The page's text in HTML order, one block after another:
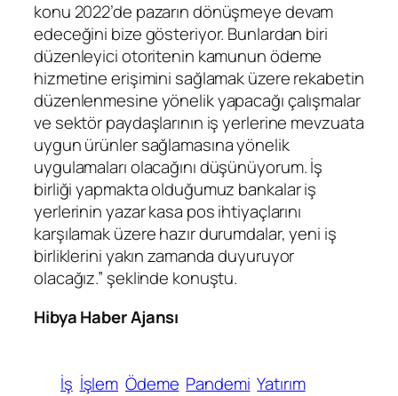
konu 2022’de pazarın dönüşmeye devam
edeceğini bize gösteriyor. Bunlardan biri
düzenleyici otoritenin kamunun ödeme
hizmetine erişimini sağlamak üzere rekabetin
düzenlenmesine yönelik yapacağı çalışmalar
ve sektör paydaşlarının iş yerlerine mevzuata
uygun ürünler sağlamasına yönelik
uygulamaları olacağını düşünüyorum. İş
birliği yapmakta olduğumuz bankalar iş
yerlerinin yazar kasa pos ihtiyaçlarını
karşılamak üzere hazır durumdalar, yeni iş
birliklerini yakın zamanda duyuruyor
olacağız.” şeklinde konuştu.
Hibya Haber Ajansı
İş İşlem Ödeme Pandemi Yatırım